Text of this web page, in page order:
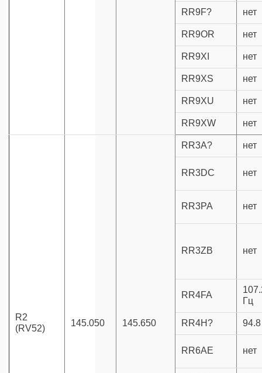
RR9F? нет
RR9OR нет
RR9XI нет
RR9XS нет
RR9XU нет
RR9XW нет
R2
(RV52)
145.050 145.650
RR3A? нет
RR3DC нет
RR3PA нет
RR3ZB нет
RR4FA
Гц
RR4H?
RR6AE нет